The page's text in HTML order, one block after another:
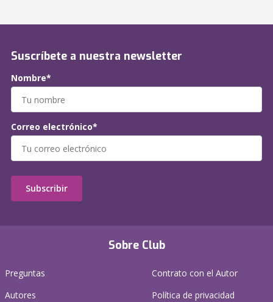
Sobre Club
Preguntas
Autores
Contrato con el Autor
Política de privacidad
Suscríbete a nuestra newsletter
Nombre*
Correo electrónico*
Subscribir